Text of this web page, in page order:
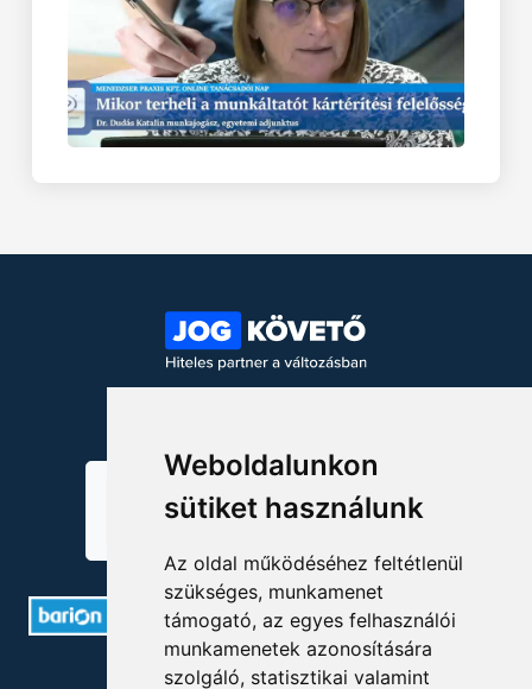
Weboldalunkon
sütiket használunk
Az oldal működéséhez feltétlenül
szükséges, munkamenet
támogató, az egyes felhasználói
munkamenetek azonosítására
szolgáló, statisztikai valamint
ELÉRHETŐSÉGEK